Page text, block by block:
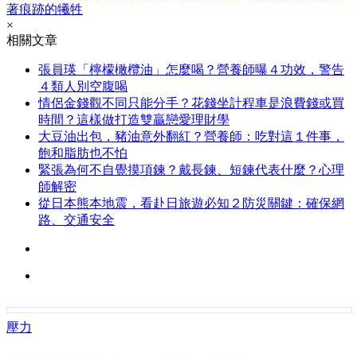
著痕跡的犧牲
×
相關文章
張員瑛「檸檬橄欖油」怎麼喝？營養師曝４功效，警告
４類人別空腹喝
情侶金錢觀不同只能分手？花錢坐計程車是浪費錢或買
時間？這樣做打造雙贏戀愛理財學
大豆油出包，豬油意外翻紅？營養師：吃對這１件事，
飽和脂肪也不怕
緊張為何不自覺摸項鍊？戴長鍊、短鍊代表什麼？心理
師解密
從日本熊本地震，看赴日旅遊必知２防災關鍵：確保網
路、交通安全
壓力